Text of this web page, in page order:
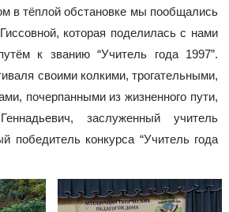
в тёплой обстановке мы пообщались
которая поделилась с нами
к званию “Учитель года 1997”.
своими колкими, трогательными,
почерпанными из жизненного пути,
заслуженный учитель
победитель конкурса “Учитель года